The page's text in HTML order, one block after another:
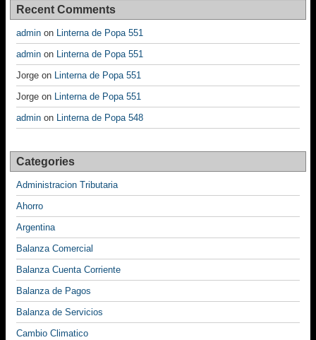
Recent Comments
admin on Linterna de Popa 551
admin on Linterna de Popa 551
Jorge on Linterna de Popa 551
Jorge on Linterna de Popa 551
admin on Linterna de Popa 548
Categories
Administracion Tributaria
Ahorro
Argentina
Balanza Comercial
Balanza Cuenta Corriente
Balanza de Pagos
Balanza de Servicios
Cambio Climatico